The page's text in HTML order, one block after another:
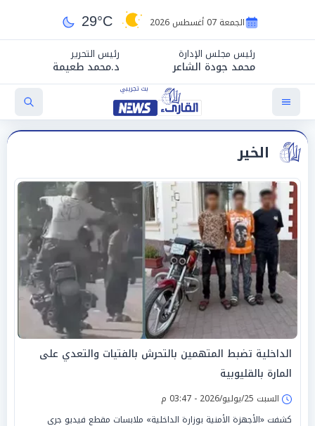
الجمعة 07 أغسطس 2026 29°C
رئيس مجلس الإدارة
محمد جودة الشاعر
رئيس التحرير
د.محمد طعيمة
الخير
الداخلية تضبط المتهمين بالتحرش بالفتيات والتعدي على
المارة بالقليوبية
السبت 25/يوليو/2026 - 03:47 م
كشفت «الأجهزة الأمنية بوزارة الداخلية» ملابسات مقطع فيديو جرى